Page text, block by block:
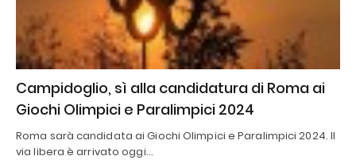
Campidoglio, sì alla candidatura di Roma ai
Giochi Olimpici e Paralimpici 2024
Roma sarà candidata ai Giochi Olimpici e Paralimpici 2024. Il
via libera è arrivato oggi…